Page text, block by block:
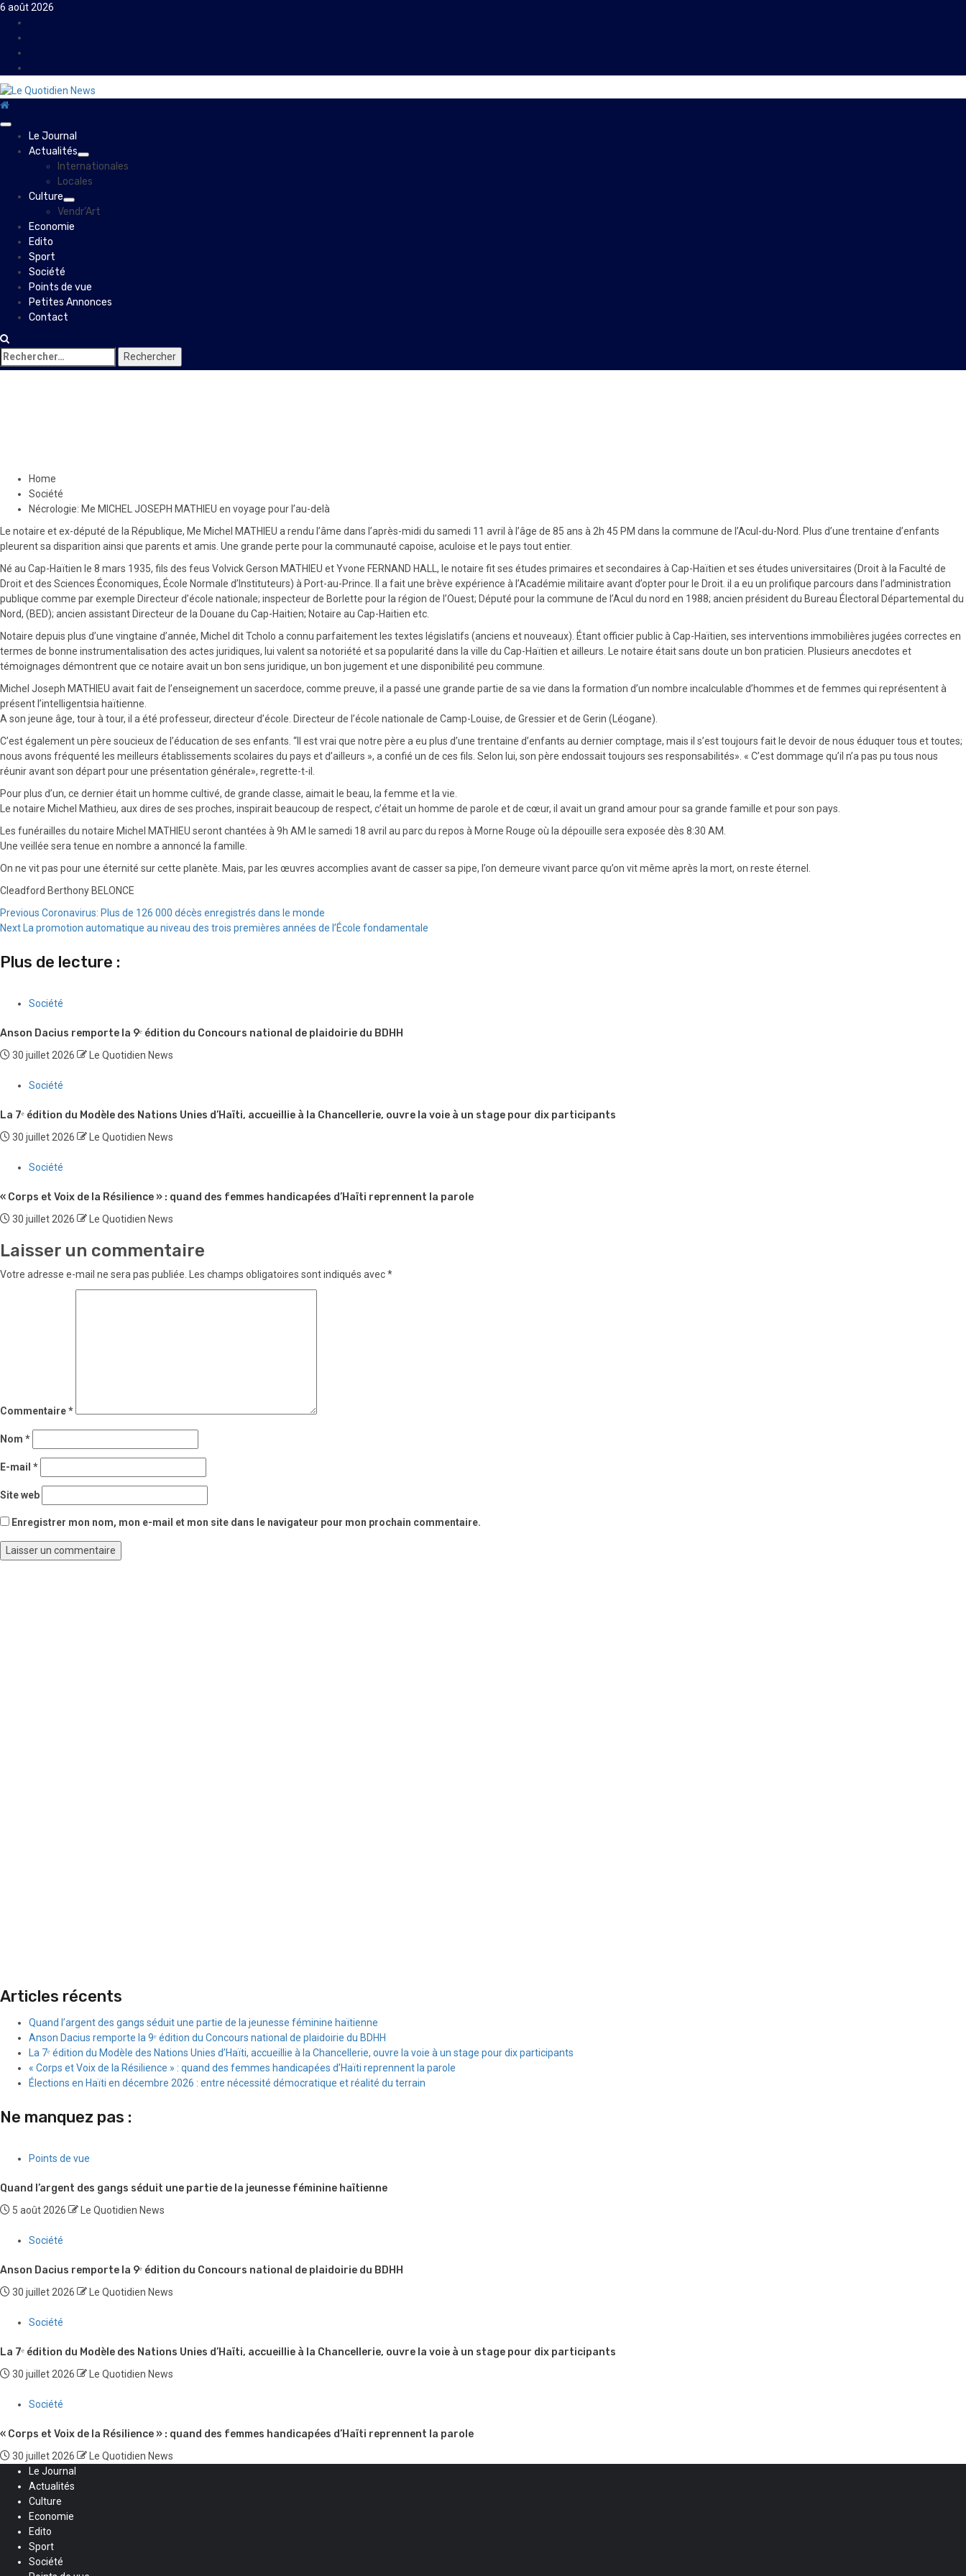
Skip
content
6 août 2026
PrimaryLe Journal
Actualités
Internationales
Locales
Culture
Vendr’Art
Economie
Edito
Sport
Société
Points de vue
Petites Annonces
Contact
Rechercher :
Home
Société
Nécrologie: Me MICHEL JOSEPH MATHIEU en voyage pour l’au-delà
Le notaire et ex-député de la République, Me Michel MATHIEU a rendu l’âme dans l’après-midi du samedi 11 avril à l’âge de 85 ans à 2h 45 PM dans la commune de l’Acul-du-Nord. Plus d’une trentaine d’enfants
pleurent sa disparition ainsi que parents et amis. Une grande perte pour la communauté capoise, aculoise et le pays tout entier.
Né au Cap-Haïtien le 8 mars 1935, fils des feus Volvick Gerson MATHIEU et Yvone FERNAND HALL, le notaire fit ses études primaires et secondaires à Cap-Haïtien et ses études universitaires (Droit à la Faculté de
Droit et des Sciences Économiques, École Normale d’Instituteurs) à Port-au-Prince. Il a fait une brève expérience à l’Académie militaire avant d’opter pour le Droit. il a eu un prolifique parcours dans l’administration
publique comme par exemple Directeur d’école nationale; inspecteur de Borlette pour la région de l’Ouest; Député pour la commune de l’Acul du nord en 1988; ancien président du Bureau Électoral Départemental du
Nord, (BED); ancien assistant Directeur de la Douane du Cap-Haitien; Notaire au Cap-Haitien etc.
Notaire depuis plus d’une vingtaine d’année, Michel dit Tcholo a connu parfaitement les textes législatifs (anciens et nouveaux). Étant officier public à Cap-Haïtien, ses interventions immobilières jugées correctes en
termes de bonne instrumentalisation des actes juridiques, lui valent sa notoriété et sa popularité dans la ville du Cap-Haïtien et ailleurs. Le notaire était sans doute un bon praticien. Plusieurs anecdotes et
témoignages démontrent que ce notaire avait un bon sens juridique, un bon jugement et une disponibilité peu commune.
Michel Joseph MATHIEU avait fait de l’enseignement un sacerdoce, comme preuve, il a passé une grande partie de sa vie dans la formation d’un nombre incalculable d’hommes et de femmes qui représentent à
présent l’intelligentsia haïtienne.
A son jeune âge, tour à tour, il a été professeur, directeur d’école. Directeur de l’école nationale de Camp-Louise, de Gressier et de Gerin (Léogane).
C’est également un père soucieux de l’éducation de ses enfants. “Il est vrai que notre père a eu plus d’une trentaine d’enfants au dernier comptage, mais il s’est toujours fait le devoir de nous éduquer tous et toutes;
nous avons fréquenté les meilleurs établissements scolaires du pays et d’ailleurs », a confié un de ces fils. Selon lui, son père endossait toujours ses responsabilités». « C’est dommage qu’il n’a pas pu tous nous
réunir avant son départ pour une présentation générale», regrette-t-il.
Pour plus d’un, ce dernier était un homme cultivé, de grande classe, aimait le beau, la femme et la vie.
Le notaire Michel Mathieu, aux dires de ses proches, inspirait beaucoup de respect, c’était un homme de parole et de cœur, il avait un grand amour pour sa grande famille et pour son pays.
Les funérailles du notaire Michel MATHIEU seront chantées à 9h AM le samedi 18 avril au parc du repos à Morne Rouge où la dépouille sera exposée dès 8:30 AM.
Une veillée sera tenue en nombre a annoncé la famille.
On ne vit pas pour une éternité sur cette planète. Mais, par les œuvres accomplies avant de casser sa pipe, l’on demeure vivant parce qu’on vit même après la mort, on reste éternel.
Cleadford Berthony BELONCE
Continue
Reading
Previous Coronavirus: Plus de 126 000 décès enregistrés dans le monde
Next La promotion automatique au niveau des trois premières années de l’École fondamentale
Plus de lecture :
Société
Anson Dacius remporte la 9ᵉ édition du Concours national de plaidoirie du BDHH
30 juillet 2026 Le Quotidien News
Société
La 7ᵉ édition du Modèle des Nations Unies d’Haïti, accueillie à la Chancellerie, ouvre la voie à un stage pour dix participants
30 juillet 2026 Le Quotidien News
Société
« Corps et Voix de la Résilience » : quand des femmes handicapées d’Haïti reprennent la parole
30 juillet 2026 Le Quotidien News
Laisser un commentaire
Votre adresse e-mail ne sera pas publiée. Les champs obligatoires sont indiqués avec*
Commentaire*
Nom *
E-mail *
Site web
Enregistrer mon nom, mon e-mail et mon site dans le navigateur pour mon prochain commentaire.
Articles récents
Quand l’argent des gangs séduit une partie de la jeunesse féminine haïtienne
Anson Dacius remporte la 9ᵉ édition du Concours national de plaidoirie du BDHH
La 7ᵉ édition du Modèle des Nations Unies d’Haïti, accueillie à la Chancellerie, ouvre la voie à un stage pour dix participants
« Corps et Voix de la Résilience » : quand des femmes handicapées d’Haïti reprennent la parole
Élections en Haïti en décembre 2026 : entre nécessité démocratique et réalité du terrain
Ne manquez pas :
Points de vue
Quand l’argent des gangs séduit une partie de la jeunesse féminine haïtienne
5 août 2026 Le Quotidien News
Société
Anson Dacius remporte la 9ᵉ édition du Concours national de plaidoirie du BDHH
30 juillet 2026 Le Quotidien News
Société
La 7ᵉ édition du Modèle des Nations Unies d’Haïti, accueillie à la Chancellerie, ouvre la voie à un stage pour dix participants
30 juillet 2026 Le Quotidien News
Société
« Corps et Voix de la Résilience » : quand des femmes handicapées d’Haïti reprennent la parole
30 juillet 2026
Le Quotidien News
Le Journal
Actualités
Culture
Economie
Edito
Sport
Société